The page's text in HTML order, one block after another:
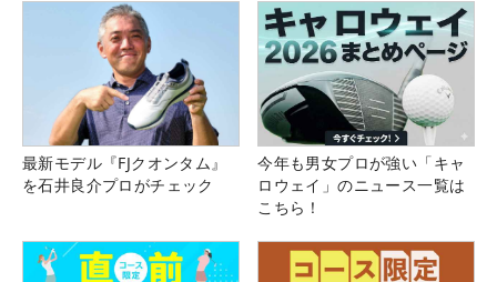
最新モデル『FJクオンタム』
を石井良介プロがチェック
今年も男女プロが強い「キャ
ロウェイ」のニュース一覧は
こちら！